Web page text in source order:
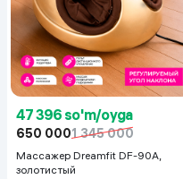
47 396 so'm/oyga
650 0001 345 000
Массажер Dreamfit DF-90A,
золотистый